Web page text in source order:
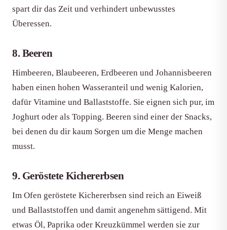
spart dir das Zeit und verhindert unbewusstes
Überessen.
8. Beeren
Himbeeren, Blaubeeren, Erdbeeren und Johannisbeeren
haben einen hohen Wasseranteil und wenig Kalorien,
dafür Vitamine und Ballaststoffe. Sie eignen sich pur, im
Joghurt oder als Topping. Beeren sind einer der Snacks,
bei denen du dir kaum Sorgen um die Menge machen
musst.
9. Geröstete Kichererbsen
Im Ofen geröstete Kichererbsen sind reich an Eiweiß
und Ballaststoffen und damit angenehm sättigend. Mit
etwas Öl, Paprika oder Kreuzkümmel werden sie zur